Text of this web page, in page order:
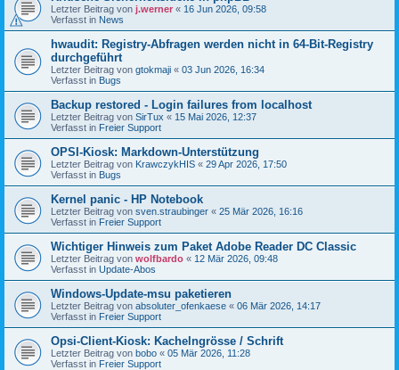
Letzter Beitrag von j.werner « 16 Jun 2026, 09:58
Verfasst in News
hwaudit: Registry-Abfragen werden nicht in 64-Bit-Registry
durchgeführt
Letzter Beitrag von gtokmaji « 03 Jun 2026, 16:34
Verfasst in Bugs
Backup restored - Login failures from localhost
Letzter Beitrag von SirTux « 15 Mai 2026, 12:37
Verfasst in Freier Support
OPSI-Kiosk: Markdown-Unterstützung
Letzter Beitrag von KrawczykHIS « 29 Apr 2026, 17:50
Verfasst in Bugs
Kernel panic - HP Notebook
Letzter Beitrag von sven.straubinger « 25 Mär 2026, 16:16
Verfasst in Freier Support
Wichtiger Hinweis zum Paket Adobe Reader DC Classic
Letzter Beitrag von wolfbardo « 12 Mär 2026, 09:48
Verfasst in Update-Abos
Windows-Update-msu paketieren
Letzter Beitrag von absoluter_ofenkaese « 06 Mär 2026, 14:17
Verfasst in Freier Support
Opsi-Client-Kiosk: Kachelngrösse / Schrift
Letzter Beitrag von bobo « 05 Mär 2026, 11:28
Verfasst in Freier Support